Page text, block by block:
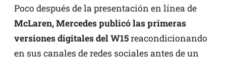
Poco después de la presentación en línea de
McLaren, Mercedes publicó las primeras
versiones digitales del W15reacondicionando
en sus canales de redes sociales antes de un